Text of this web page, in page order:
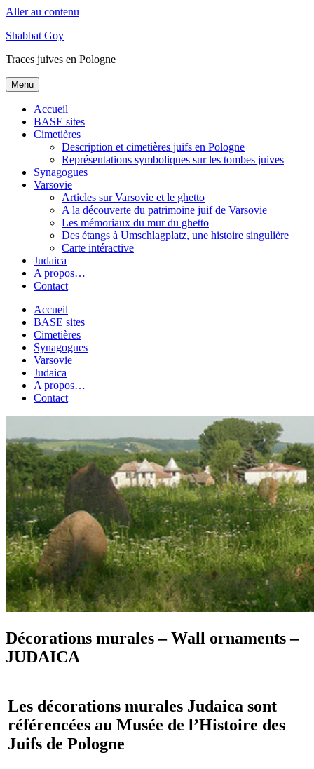
Aller au contenu
Shabbat Goy
Traces juives en Pologne
Menu
Accueil
BASE sites
Cimetières
Description et cimetières juifs en Pologne
Représentations symboliques sur les tombes juives
Synagogues
Varsovie
Articles sur Varsovie et le ghetto
A la découverte du patrimoine juif de Varsovie
Les mémoriaux du mur du ghetto
Des étangs à Umschlagplatz, une histoire singulière
Carte intéractive
Judaica
A propos…
Contact
Accueil
BASE sites
Cimetières
Synagogues
Varsovie
Judaica
A propos…
Contact
Décorations murales – Wall ornaments –
JUDAICA
Les décorations murales Judaica sont
référencées au Musée de l’Histoire des
Juifs de Pologne